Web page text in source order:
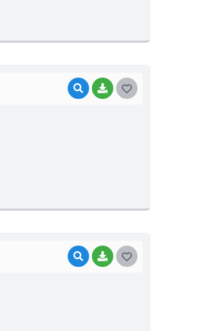
VISUALIZAR
BAIXAR
VISUALIZAR
BAIXAR